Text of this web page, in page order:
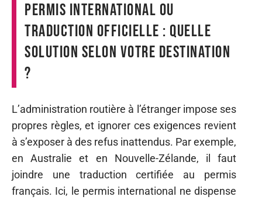
Permis international ou
traduction officielle : quelle
solution selon votre destination
?
L’administration routière à l’étranger impose ses
propres règles, et ignorer ces exigences revient
à s’exposer à des refus inattendus. Par exemple,
en Australie et en Nouvelle-Zélande, il faut
joindre une traduction certifiée au permis
français. Ici, le permis international ne dispense